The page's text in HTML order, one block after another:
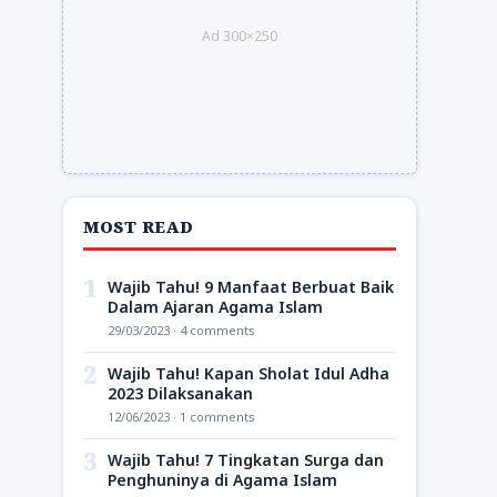
Ad 300×250
MOST READ
1 Wajib Tahu! 9 Manfaat Berbuat Baik
Dalam Ajaran Agama Islam
29/03/2023 · 4 comments
2 Wajib Tahu! Kapan Sholat Idul Adha
2023 Dilaksanakan
12/06/2023 · 1 comments
3 Wajib Tahu! 7 Tingkatan Surga dan
Penghuninya di Agama Islam